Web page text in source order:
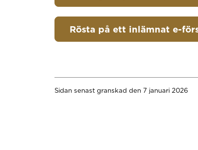
Rösta på ett inlämnat e-
Sidan senast granskad den 7 januari 2026